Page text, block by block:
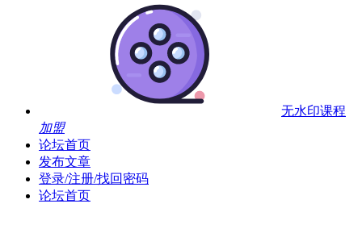
无水印课程
加盟
论坛首页
发布文章
登录/注册/找回密码
论坛首页